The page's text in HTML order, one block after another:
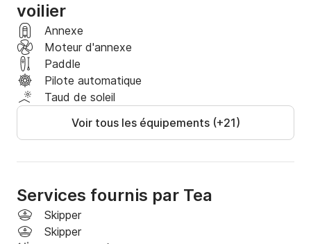
voilier
Annexe
Moteur d'annexe
Paddle
Pilote automatique
Taud de soleil
Voir tous les équipements (+21)
Services fournis par Tea
Skipper
Skipper